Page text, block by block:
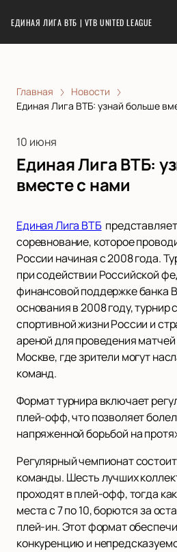
ЕДИНАЯ ЛИГА ВТБ | VTB UNITED LEAGUE
Главная
Новости
Единая Лига ВТБ: узнай больше
10 июня
Единая Лига ВТБ:
вместе с нами
Единая Лига ВТБ
соревнование, которое
России начиная с 2008 года.
при содействии Российской
финансовой поддержке банка
основания в 2008 году, турнир
спортивной жизни России и
ареной для проведения
Москве, где зрители могут
команд.
Формат турнира включает
плей-офф, что позволяет
напряженной борьбой на
Регулярный чемпионат
команды. Шесть лучших
проходят в плей-офф, тогда
места с 7 по 10, борются за
плей-ин. Этот формат
конкуренцию и